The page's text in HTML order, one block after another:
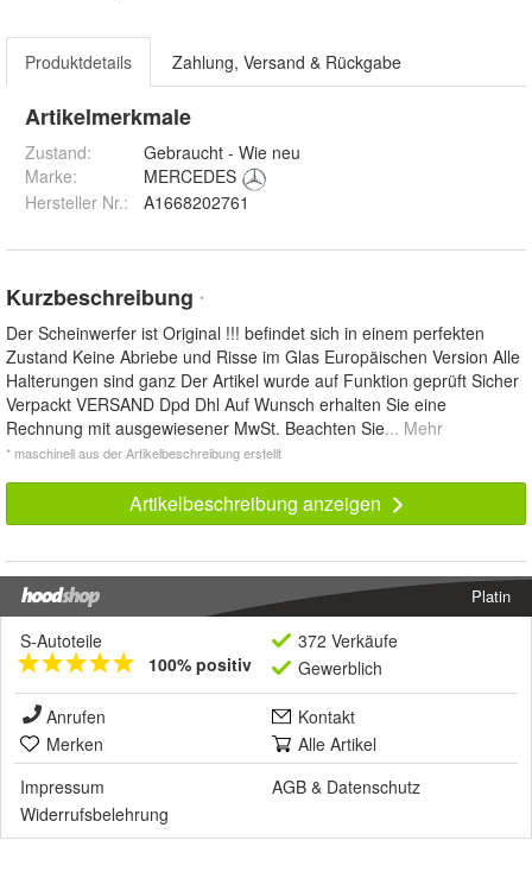
Produktdetails Zahlung, Versand & Rückgabe
Artikelmerkmale
Zustand:
Gebraucht - Wie neu
Marke:
MERCEDES
Hersteller Nr.:
A1668202761
Kurzbeschreibung *
Der Scheinwerfer ist Original !!! befindet sich in einem perfekten
Zustand Keine Abriebe und Risse im Glas Europäischen Version Alle
Halterungen sind ganz Der Artikel wurde auf Funktion geprüft Sicher
Verpackt VERSAND Dpd Dhl Auf Wunsch erhalten Sie eine
Rechnung mit ausgewiesener MwSt. Beachten Sie... Mehr
* maschinell aus der Artikelbeschreibung erstellt
Artikelbeschreibung anzeigen
Platin
S-Autoteile
100% positiv
372 Verkäufe
Gewerblich
Anrufen
Kontakt
Merken
Alle Artikel
Impressum
AGB & Datenschutz
Widerrufsbelehrung